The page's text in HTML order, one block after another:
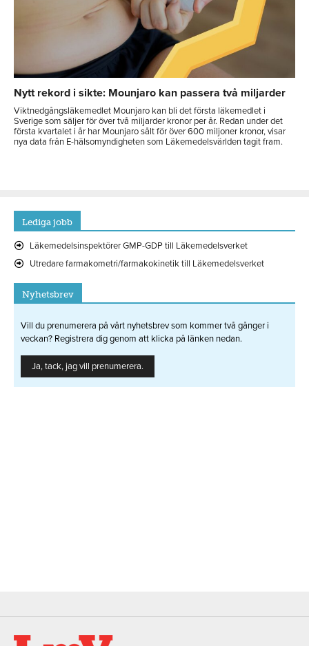
Nytt rekord i sikte: Mounjaro kan passera två miljarder
Viktnedgångsläkemedlet Mounjaro kan bli det första läkemedlet i
Sverige som säljer för över två miljarder kronor per år. Redan under det
första kvartalet i år har Mounjaro sålt för över 600 miljoner kronor, visar
nya data från E-hälsomyndigheten som Läkemedelsvärlden tagit fram.
Lediga jobb
Läkemedelsinspektörer GMP-GDP till Läkemedelsverket
Utredare farmakometri/farmakokinetik till Läkemedelsverket
Nyhetsbrev
Vill du prenumerera på vårt nyhetsbrev som kommer två gånger i
veckan? Registrera dig genom att klicka på länken nedan.
Ja, tack, jag vill prenumerera.